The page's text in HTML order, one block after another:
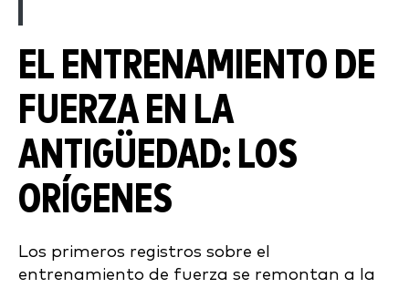
EL ENTRENAMIENTO DE
FUERZA EN LA
ANTIGÜEDAD: LOS
ORÍGENES
Los primeros registros sobre el
entrenamiento de fuerza se remontan a la